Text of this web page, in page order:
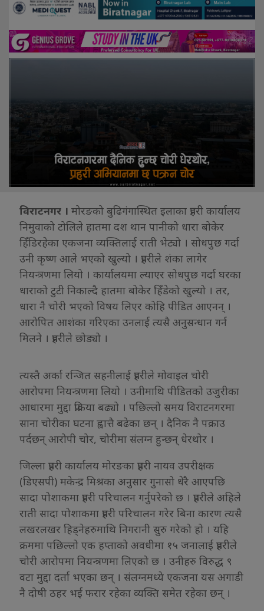
विराटनगर । मोरङको बुढिगंगास्थित इलाका प्रहरी कार्यालय
निमुवाको टोलिले हातमा दश थान पानीको धारा बोकेर
हिँडिरहेका एकजना व्यक्तिलाई राती भेट्यो । सोधपुछ गर्दा
उनी कृष्ण आले भएको खुल्यो । प्रहरीले शंका लागेर
नियन्त्रणमा लियो । कार्यालयमा ल्याएर सोधपुछ गर्दा घरका
धाराको टुटी निकाल्दै हातमा बोकेर हिँडेको खुल्यो । तर,
धारा नै चोरी भएको विषय लिएर कोहि पीडित आएनन् ।
आरोपित आशंका गरिएका उनलाई त्यसै अनुसन्धान गर्न
मिलने । प्रहरीले छोड्यो ।
त्यस्तै अर्का रन्जित सहनीलाई प्रहरीले मोवाइल चोरी
आरोपमा नियन्त्रणमा लियो । उनीमाथि पीडितको उजुरीका
आधारमा मुद्दा प्रक्रिया बढ्यो । पछिल्लो समय विराटनगरमा
साना चोरीका घटना ह्वात्तै बढेका छन् । दैनिक नै पक्राउ
पर्दछन् आरोपी चोर, चोरीमा संलग्न हुन्छन् धेरथोर ।
जिल्ला प्रहरी कार्यालय मोरङका प्रहरी नायव उपरीक्षक
(डिएसपी) मकेन्द्र मिश्रका अनुसार गुनासो धेरै आएपछि
सादा पोशाकमा प्रहरी परिचालन गर्नुपरेको छ । प्रहरीले अहिले
राती सादा पोशाकमा प्रहरी परिचालन गरेर बिना कारण त्यसै
लखरलखर हिड्नेहरुमाथि निगरानी सुरु गरेको हो । यहि
क्रममा पछिल्लो एक हप्ताको अवधीमा १५ जनालाई प्रहरीले
चोरी आरोपमा नियन्त्रणमा लिएको छ । उनीहरु विरुद्ध ९
वटा मुद्दा दर्ता भएका छन् । संलग्नमध्ये एकजना यस अगाडी
नै दोषी ठहर भई फरार रहेका व्यक्ति समेत रहेका छन् ।